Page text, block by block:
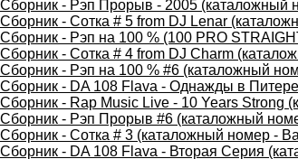
Сборник - Рэп Прорыв - 2005 (каталожный
Сборник - Сотка # 5 from DJ Lenar
Сборник - Рэп на 100 % (100 PRO
Сборник - Сотка # 4 from DJ Charm
Сборник - Рэп на 100 % #6 (каталожный
Сборник - DA 108 Flava - Однажды в
Сборник - Rap Music Live - 10 Years Strong
Сборник - Рэп Прорыв #6 (каталожный
Сборник - Сотка # 3 (каталожный номер -
Сборник - DA 108 Flava - Вторая Серия